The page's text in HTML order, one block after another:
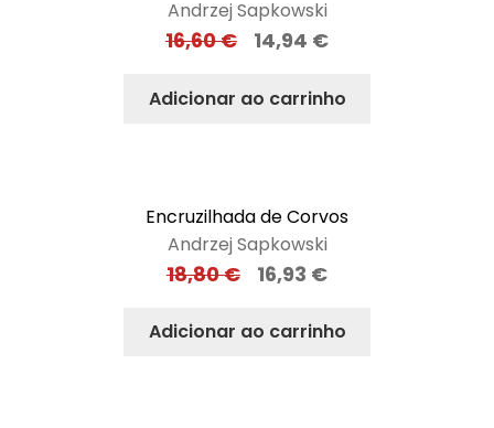
Andrzej Sapkowski
16,60€ 14,94 €
Adicionar ao carrinho
Encruzilhada de Corvos
Andrzej Sapkowski
18,80€ 16,93 €
Adicionar ao carrinho